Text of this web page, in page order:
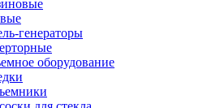
генераторы
оборудование